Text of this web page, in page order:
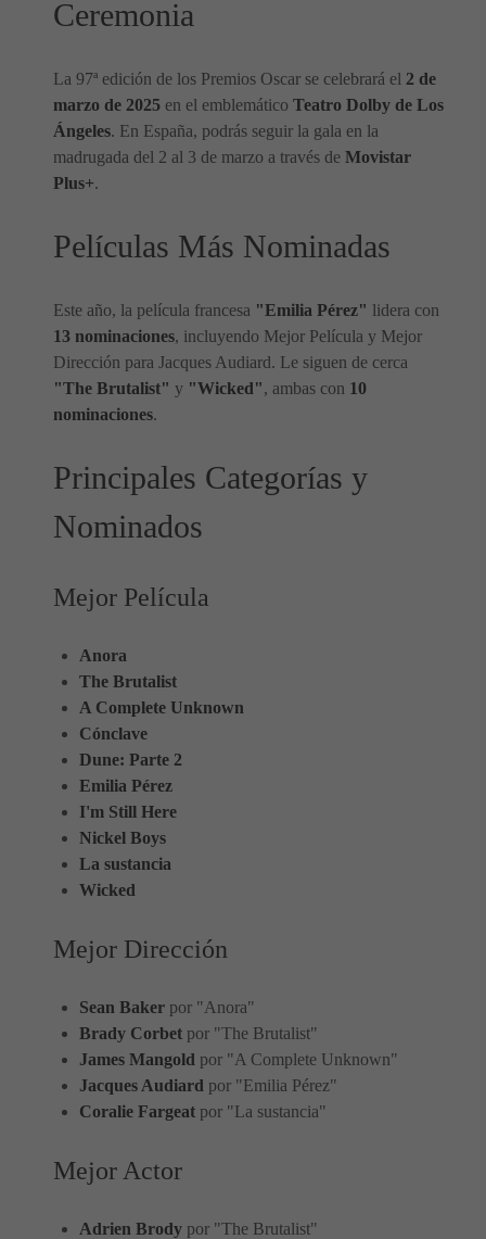
Ceremonia
La 97ª edición de los Premios Oscar se celebrará el 2 de
marzo de 2025 en el emblemático Teatro Dolby de Los
Ángeles. En España, podrás seguir la gala en la
madrugada del 2 al 3 de marzo a través de Movistar
Plus+.
Películas Más Nominadas
Este año, la película francesa "Emilia Pérez" lidera con
13 nominaciones, incluyendo Mejor Película y Mejor
Dirección para Jacques Audiard. Le siguen de cerca
"The Brutalist" y "Wicked", ambas con 10
nominaciones.
Principales Categorías y
Nominados
Mejor Película
Anora
The Brutalist
A Complete Unknown
Cónclave
Dune: Parte 2
Emilia Pérez
I'm Still Here
Nickel Boys
La sustancia
Wicked
Mejor Dirección
Sean Baker por "Anora"
Brady Corbet por "The Brutalist"
James Mangold por "A Complete Unknown"
Jacques Audiard por "Emilia Pérez"
Coralie Fargeat por "La sustancia"
Mejor Actor
Adrien Brody por "The Brutalist"